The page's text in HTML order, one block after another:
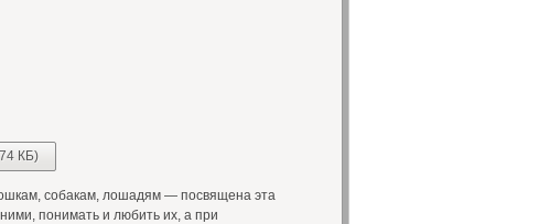
КБ)
собакам, лошадям — посвящена эта
понимать и любить их, а при